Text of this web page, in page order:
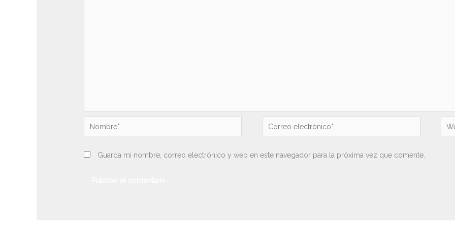
Nombre*
Correo
electrónico*
Guarda mi nombre, correo electrónico y web en este navegador para la próxima vez que comente.